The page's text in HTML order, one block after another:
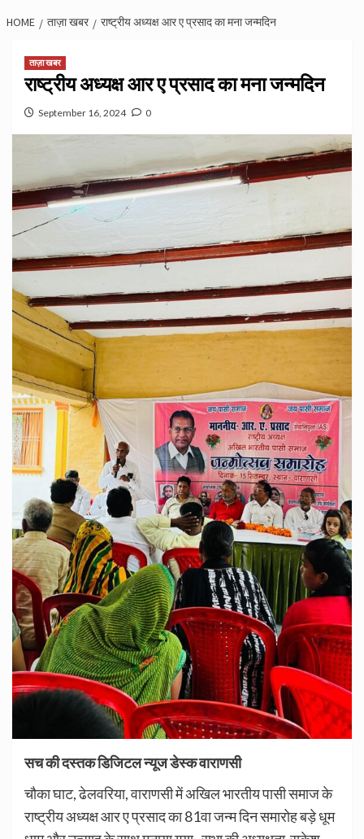
HOME ताज़ा खबर राष्ट्रीय अध्यक्ष आर ए प्रसाद का मना जन्मदिन
ताज़ा खबर
राष्ट्रीय अध्यक्ष आर ए प्रसाद का मना जन्मदिन
September 16, 2024 0
सच की दस्तक डिजिटल न्यूज डेस्क वाराणसी
चौका घाट, ढेलवरिया, वाराणसी में अखिल भारतीय पासी समाज के
राष्ट्रीय अध्यक्ष आर ए प्रसाद का 81वा जन्म दिन समारोह बड़े धूम